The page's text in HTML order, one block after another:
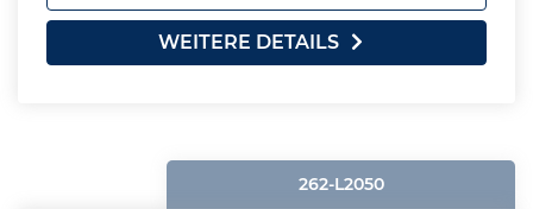
WEITERE DETAILS
262-L2050